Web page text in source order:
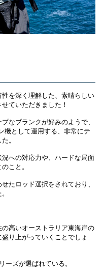
を深く理解した、素晴らしい
ていただきました！
なブランクが好みのようで、
機として運用する、非常にテ
。
への対応力や、ハードな局面
こと。
たロッド選択をされており、
高いオーストラリア東海岸の
り上がっていくことでしょ
ーズが選ばれている。